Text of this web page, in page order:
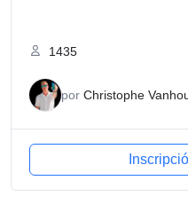
1435
por Christophe